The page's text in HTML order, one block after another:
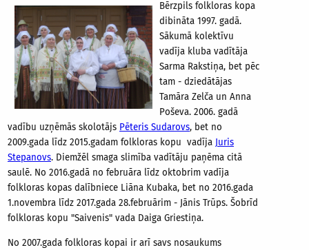
Bērzpils folkloras kopa
dibināta 1997. gadā.
Sākumā kolektīvu
vadīja kluba vadītāja
Sarma Rakstiņa, bet pēc
tam - dziedātājas
Tamāra Zelča un Anna
Poševa. 2006. gadā
vadību uzņēmās skolotājs Pēteris Sudarovs, bet no
2009.gada līdz 2015.gadam folkloras kopu vadīja Juris
Stepanovs. Diemžēl smaga slimība vadītāju paņēma citā
saulē. No 2016.gadā no februāra līdz oktobrim vadīja
folkloras kopas dalībniece Liāna Kubaka, bet no 2016.gada
1.novembra līdz 2017.gada 28.februārim - Jānis Trūps. Šobrīd
folkloras kopu "Saivenis" vada Daiga Griestiņa.
No 2007.gada folkloras kopai ir arī savs nosaukums